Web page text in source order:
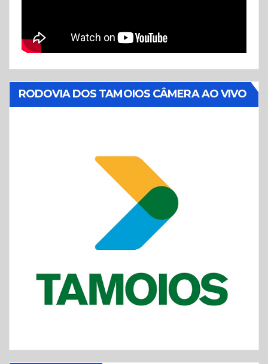
RODOVIA DOS TAMOIOS CÂMERA AO VIVO